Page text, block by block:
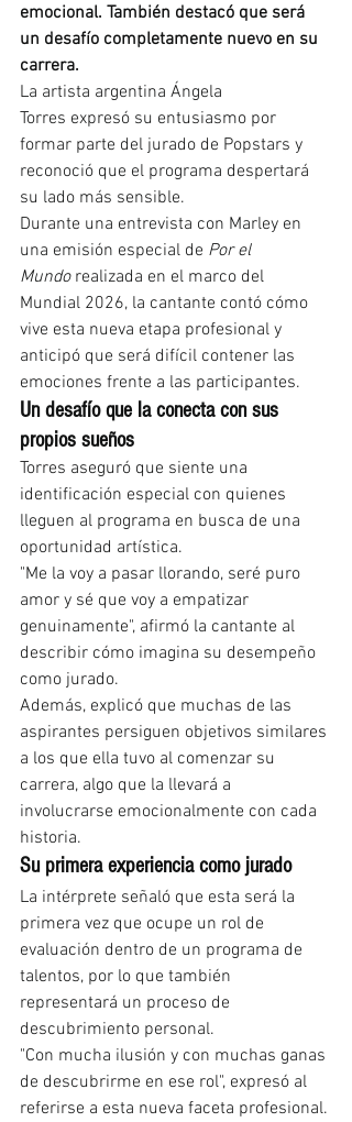
emocional. También destacó que será
un desafío completamente nuevo en su
carrera.
La artista argentina Ángela
Torres expresó su entusiasmo por
formar parte del jurado de Popstars y
reconoció que el programa despertará
su lado más sensible.
Durante una entrevista con Marley en
una emisión especial de Por el
Mundo realizada en el marco del
Mundial 2026, la cantante contó cómo
vive esta nueva etapa profesional y
anticipó que será difícil contener las
emociones frente a las participantes.
Un desafío que la conecta con sus
propios sueños
Torres aseguró que siente una
identificación especial con quienes
lleguen al programa en busca de una
oportunidad artística.
"Me la voy a pasar llorando, seré puro
amor y sé que voy a empatizar
genuinamente", afirmó la cantante al
describir cómo imagina su desempeño
como jurado.
Además, explicó que muchas de las
aspirantes persiguen objetivos similares
a los que ella tuvo al comenzar su
carrera, algo que la llevará a
involucrarse emocionalmente con cada
historia.
Su primera experiencia como jurado
La intérprete señaló que esta será la
primera vez que ocupe un rol de
evaluación dentro de un programa de
talentos, por lo que también
representará un proceso de
descubrimiento personal.
"Con mucha ilusión y con muchas ganas
de descubrirme en ese rol", expresó al
referirse a esta nueva faceta profesional.